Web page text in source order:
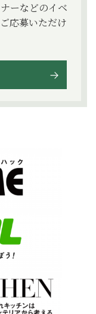
ーなどのイベ
応募いただけ